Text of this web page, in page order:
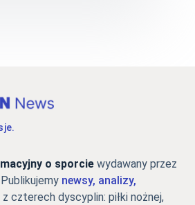
o sporcie wydawany przez
newsy, analizy,
z czterech dyscyplin: piłki nożnej,